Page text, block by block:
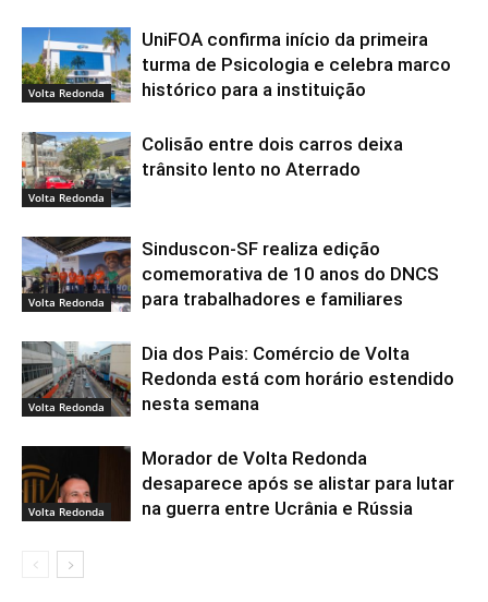
Volta Redonda
UniFOA confirma início da primeira
turma de Psicologia e celebra marco
histórico para a instituição
Volta Redonda
Colisão entre dois carros deixa
trânsito lento no Aterrado
Volta Redonda
Sinduscon-SF realiza edição
comemorativa de 10 anos do DNCS
para trabalhadores e familiares
Volta Redonda
Dia dos Pais: Comércio de Volta
Redonda está com horário estendido
nesta semana
Volta Redonda
Morador de Volta Redonda
desaparece após se alistar para lutar
na guerra entre Ucrânia e Rússia